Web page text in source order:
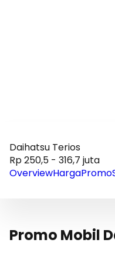
Daihatsu Terios
Rp 250,5 - 316,7 juta
OverviewHargaPromo
Promo Mobil